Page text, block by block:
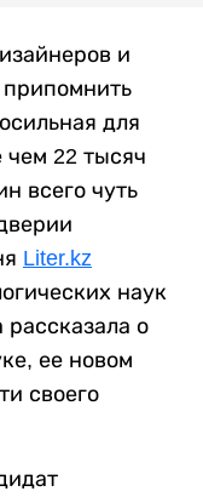
и
припомнить
для
22 тысяч
всего чуть
Liter.kz
наук
о
ее новом
своего